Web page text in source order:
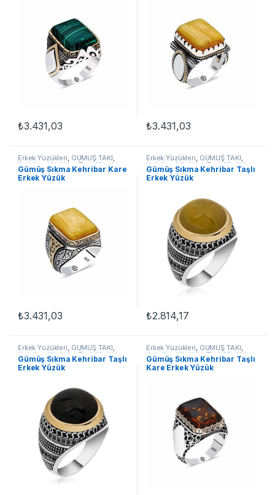
₺3.431,03
Bu ürünün birden fazla varyasyonu var. Seçenekler ürün
₺3.431,03
Bu ürünün birden fazla
Erkek Yüzükleri, GÜMÜŞ TAKI,
Kehribar Yüzükler,Taşlı Yüzükler
Yüzük
​Gümüş Sıkma Kehribar Kare
Erkek Yüzük
₺3.431,03
Bu ürünün birden fazla varyasyonu var. Seçenekler ürün
Erkek Yüzükleri, GÜMÜŞ TAKI,
Kehribar Yüzükler,Taşlı Yüzükler,
Yüzük
Gümüş Sıkma Kehribar Taşlı
Erkek Yüzük
₺2.814,17
Bu ürünün birden fazla
Erkek Yüzükleri, GÜMÜŞ TAKI,
Kehribar Yüzükler,Taşlı Yüzükler,
Yüzük
Gümüş Sıkma Kehribar Taşlı
Erkek Yüzük
Erkek Yüzükleri, GÜMÜŞ TAKI,
Kehribar Yüzükler,Taşlı Yüzükler,
Yüzük
​Gümüş Sıkma Kehribar Taşlı
Kare Erkek Yüzük